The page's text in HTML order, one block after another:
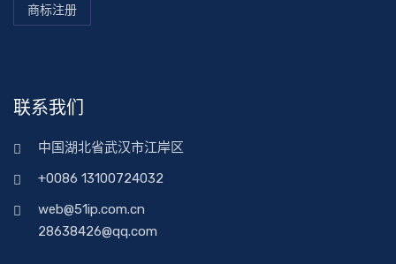
商标注册
联系我们
中国湖北省武汉市江岸区
+0086 13100724032
web@51ip.com.cn
28638426@qq.com